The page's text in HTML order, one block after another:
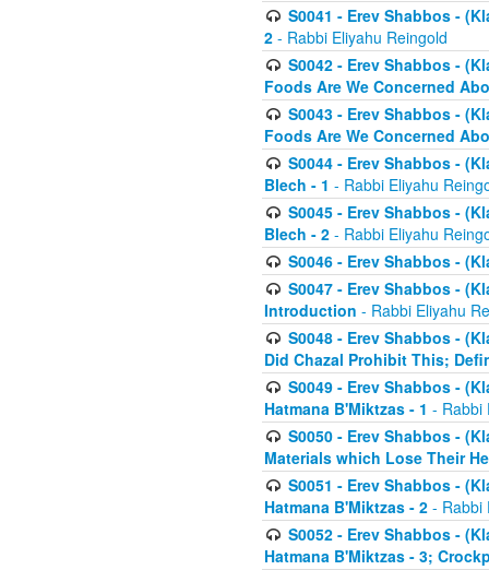
S0041 - Erev Shabbos -
2 - Rabbi Eliyahu Reingold
S0042 - Erev Shabbos -
Foods Are We Concerned
S0043 - Erev Shabbos -
Foods Are We Concerned
S0044 - Erev Shabbos -
Blech - 1 - Rabbi Eliyahu
S0045 - Erev Shabbos -
Blech - 2 - Rabbi Eliyahu
S0046 - Erev Shabbos -
S0047 - Erev Shabbos -
Introduction - Rabbi Eliyahu
S0048 - Erev Shabbos -
Did Chazal Prohibit This;
S0049 - Erev Shabbos -
Hatmana B'Miktzas - 1 - Rabbi
S0050 - Erev Shabbos -
Materials which Lose Their
S0051 - Erev Shabbos -
Hatmana B'Miktzas - 2 - Rabbi
S0052 - Erev Shabbos -
Hatmana B'Miktzas - 3;